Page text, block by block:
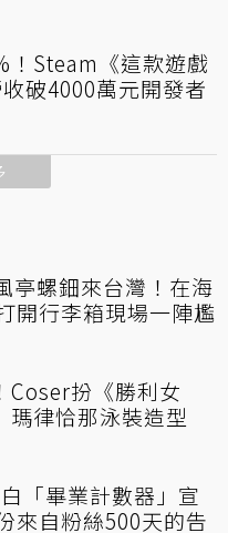
！Steam《這款遊戲
破4000萬元開發者
亭螺鈿來台灣！在海
開行李箱現場一陣尷
Coser扮《勝利女
瑪律恰那泳裝造型
「畢業計數器」宣
來自粉絲500天的告